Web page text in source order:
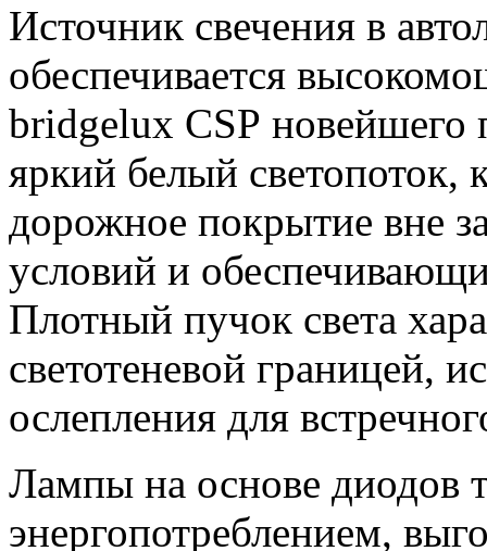
Источник свечения в
обеспечивается
bridgelux CSP
яркий белый
дорожное покрытие вне
условий и
Плотный пучок света
светотеневой границей,
ослепления для
Лампы на основе диодов
энергопотреблением,